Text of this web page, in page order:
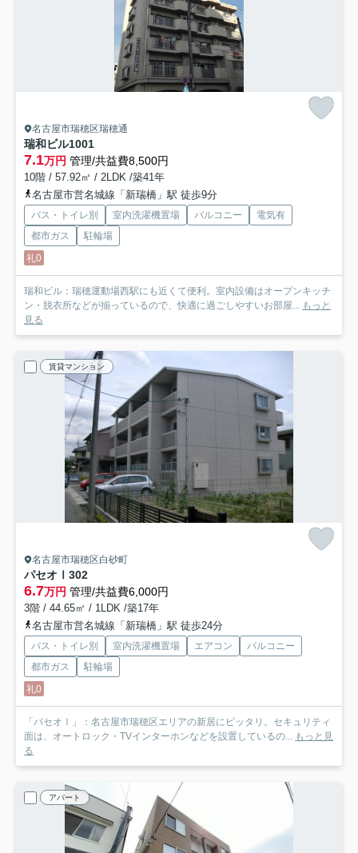
名古屋市瑞穂区瑞穂通
瑞和ビル1001
7.1万円 管理/共益費8,500円
10階 / 57.92㎡ / 2LDK /築41年
名古屋市営名城線「新瑞橋」駅 徒歩9分
バス・トイレ別 室内洗濯機置場 バルコニー
電気有
都市ガス
駐輪場
礼0
瑞和ビル：瑞穂運動場西駅にも近くて便利。室内設備はオープンキッチ
ン・脱衣所などが揃っているので、快適に過ごしやすいお部屋... もっと
見る
賃貸マンション
名古屋市瑞穂区白砂町
パセオⅠ 302
6.7万円 管理/共益費6,000円
3階 / 44.65㎡ / 1LDK /築17年
名古屋市営名城線「新瑞橋」駅 徒歩24分
バス・トイレ別 室内洗濯機置場 エアコン
バルコニー
都市ガス
駐輪場
礼0
「パセオⅠ」：名古屋市瑞穂区エリアの新居にピッタリ。セキュリティ
面は、オートロック・TVインターホンなどを設置しているの... もっと見
る
アパート